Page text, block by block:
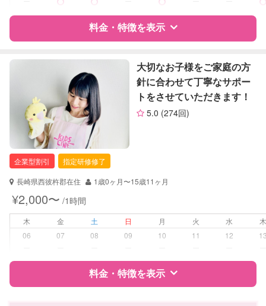
障がい児対応 対応可否は個別に相談
定期予約 お引き受けしていません
お子様の撮影
（定期特典）
料金・特徴を表示
特徴 料金 レビュー
サポートの特徴
資格
保育士
幼稚園教諭
ドゥーラ教育協議会認定産後ドゥー
対応可能/特徴
送迎サポート
早朝対応
病児対応 病児、病後児、ともに不可
大切なお子様をご家庭の方
針に合わせて丁寧なサポー
トをさせていただきます！
5.0 (274回)
企業型割引
指定研修修了
長崎県西彼杵郡在住
1歳0ヶ月〜15歳11ヶ月
¥2,000〜 /1時間
木 金 土 日 月 火 水
06
07 08 09 10 11 12
料金・特徴を表示